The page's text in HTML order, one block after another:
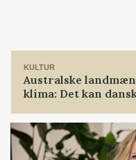
KULTUR
Australske
klima: Det kan